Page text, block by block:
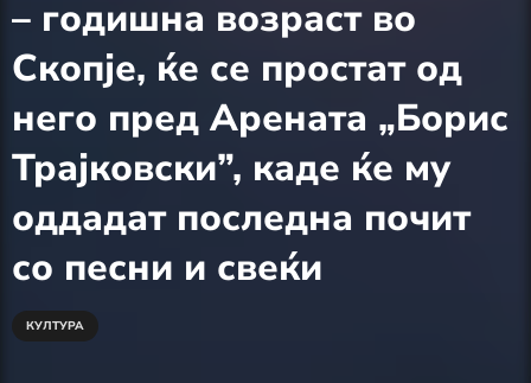
– годишна возраст во
Скопје, ќе се простат од
него пред Арената „Борис
Трајковски”, каде ќе му
оддадат последна почит
со песни и свеќи
КУЛТУРА